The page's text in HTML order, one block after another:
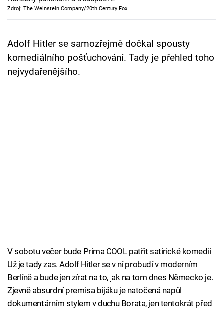
TV Program
Přihlášení
Zdroj: The Weinstein Company/20th Century Fox
Adolf Hitler se samozřejmě dočkal spousty
komediálního pošťuchování. Tady je přehled toho
nejvydařenějšího.
V sobotu večer bude Prima COOL patřit satirické komedii
Už je tady zas. Adolf Hitler se v ní probudí v moderním
Berlíně a bude jen zírat na to, jak na tom dnes Německo je.
Zjevně absurdní premisa bijáku je natočená napůl
dokumentárním stylem v duchu Borata, jen tentokrát před